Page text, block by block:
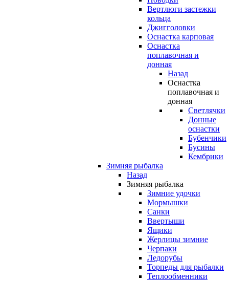
Вертлюги застежки
кольца
Джигголовки
Оснастка карповая
Оснастка
поплавочная и
донная
Назад
Оснастка
поплавочная и
донная
Светлячки
Донные
оснастки
Бубенчики
Бусины
Кембрики
Зимняя рыбалка
Назад
Зимняя рыбалка
Зимние удочки
Мормышки
Санки
Ввертыши
Ящики
Жерлицы зимние
Черпаки
Ледорубы
Торпеды для рыбалки
Теплообменники